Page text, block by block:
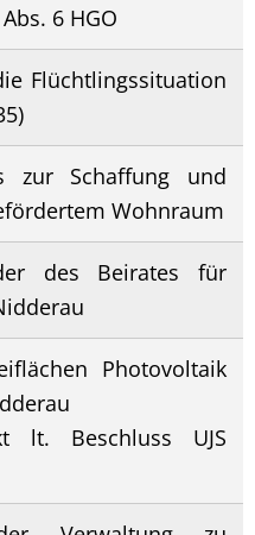
6 HGO
Flüchtlingssituation
zur Schaffung und
Wohnraum
des Beirates für
Photovoltaik
lt. Beschluss UJS